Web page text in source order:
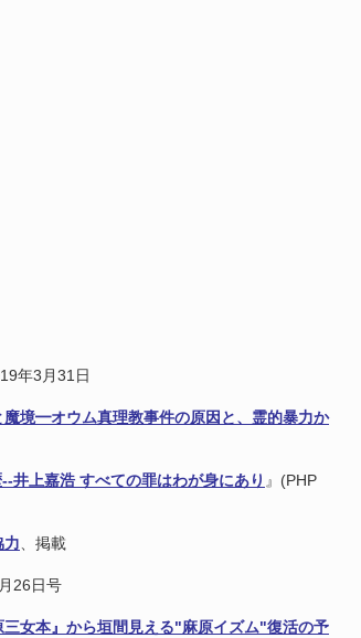
年3月31日
魔境━オウム真理教事件の原因と、霊的暴力か
井上嘉浩 すべての罪はわが身にあり 』(PHP
力、掲載
26日号
女本』から垣間見える"麻原イズム"復活の予